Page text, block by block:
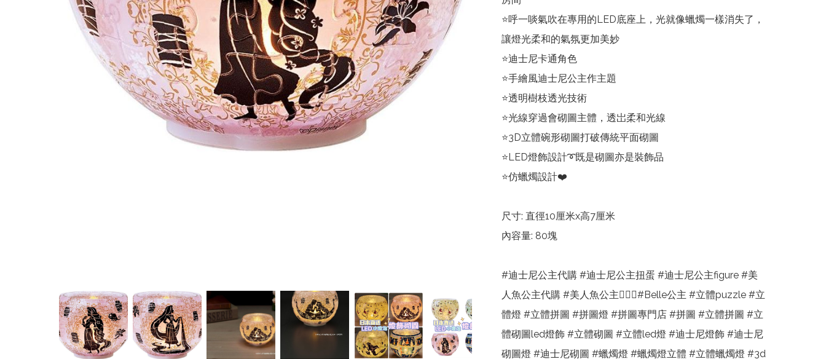
⭐呼一啖氣吹在專用的LED底座上，光就像蠟燭一樣消失了，
讓燈光柔和的氣氛更加美妙
⭐迪士尼卡通角色
⭐手繪風迪士尼公主作主題
⭐透明樹枝透光技術
⭐光線穿過會砌圖主體，透岀柔和光線
⭐3D立體碗形砌圖打破傳統平面砌圖
⭐LED燈飾設計➰既是砌圖亦是裝飾品
⭐仿蠟燭設計❤️
尺寸: 直徑10厘米x高7厘米
內容量: 80塊
#迪士尼公主代購 #迪士尼公主扭蛋 #迪士尼公主figure #美
人魚公主代購 #美人魚公主🧜🏻‍♀️#Belle公主 #立體puzzle #立
體燈 #立體拼圖 #拼圖燈 #拼圖專門店 #拼圖 #立體拼圖 #立
體砌圖led燈飾 #立體砌圖 #立體led燈 #迪士尼燈飾 #迪士尼
砌圖燈 #迪士尼砌圖 #蠟燭燈 #蠟燭燈立體 #立體蠟燭燈 #3d